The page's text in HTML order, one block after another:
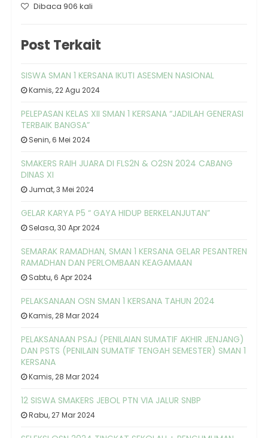
Dibaca 906 kali
Post Terkait
SISWA SMAN 1 KERSANA IKUTI ASESMEN NASIONAL
Kamis, 22 Agu 2024
PELEPASAN KELAS XII SMAN 1 KERSANA “JADILAH GENERASI
TERBAIK BANGSA”
Senin, 6 Mei 2024
SMAKERS RAIH JUARA DI FLS2N & O2SN 2024 CABANG
DINAS XI
Jumat, 3 Mei 2024
GELAR KARYA P5 “ GAYA HIDUP BERKELANJUTAN”
Selasa, 30 Apr 2024
SEMARAK RAMADHAN, SMAN 1 KERSANA GELAR PESANTREN
RAMADHAN DAN PERLOMBAAN KEAGAMAAN
Sabtu, 6 Apr 2024
PELAKSANAAN OSN SMAN 1 KERSANA TAHUN 2024
Kamis, 28 Mar 2024
PELAKSANAAN PSAJ (PENILAIAN SUMATIF AKHIR JENJANG)
DAN PSTS (PENILAIN SUMATIF TENGAH SEMESTER) SMAN 1
KERSANA
Kamis, 28 Mar 2024
12 SISWA SMAKERS JEBOL PTN VIA JALUR SNBP
Rabu, 27 Mar 2024